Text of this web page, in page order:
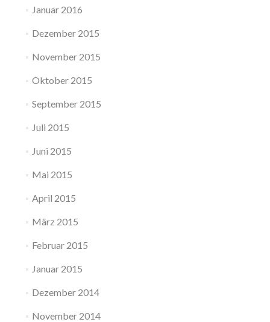
Januar 2016
Dezember 2015
November 2015
Oktober 2015
September 2015
Juli 2015
Juni 2015
Mai 2015
April 2015
März 2015
Februar 2015
Januar 2015
Dezember 2014
November 2014